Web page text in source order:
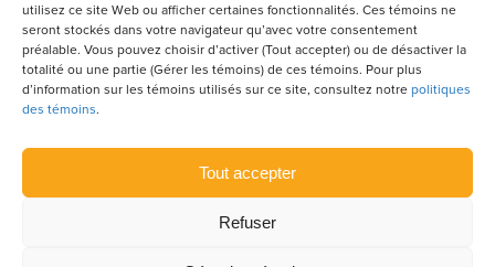
utilisez ce site Web ou afficher certaines fonctionnalités. Ces témoins ne
seront stockés dans votre navigateur qu’avec votre consentement
préalable. Vous pouvez choisir d’activer (Tout accepter) ou de désactiver la
totalité ou une partie (Gérer les témoins) de ces témoins. Pour plus
d’information sur les témoins utilisés sur ce site, consultez notre politiques
des témoins.
Tout accepter
Refuser
LIENS UTILES
POLITIQUE DE CONFIDENTIALITÉ
PLAN DU SITE